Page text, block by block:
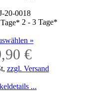
20-0018
2 - 3 Tage*
»
€
zzgl. Versand
...